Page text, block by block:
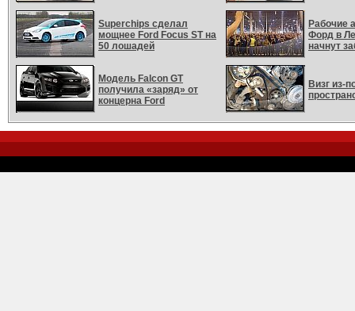
Superchips сделал
мощнее Ford Focus ST на
50 лошадей
Модель Falcon GT
получила «заряд» от
концерна Ford
Рабочие
Форд в
начнут
Визг из-